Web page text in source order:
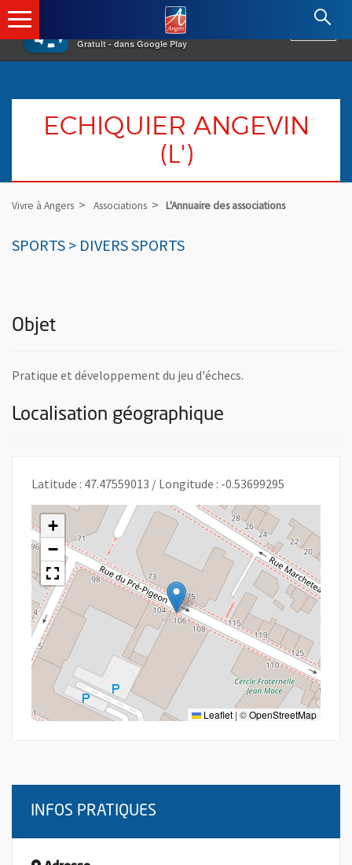
×
Gratuit - dans Google Play
Angers.fr : Retour à l'accueil
ECHIQUIER ANGEVIN
(L')
Vivre à Angers Associations L'Annuaire des associations
SPORTS > DIVERS SPORTS
Objet
Pratique et développement du jeu d'échecs.
Localisation géographique
Latitude : 47.47559013 / Longitude : -0.53699295
+
−
Leaflet | ©OpenStreetMap
INFOS PRATIQUES